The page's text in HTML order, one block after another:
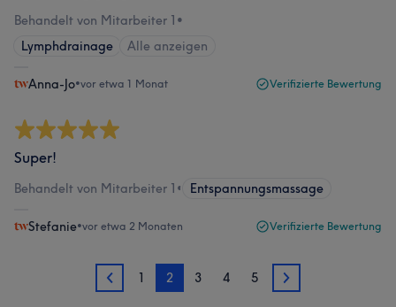
Behandelt von Mitarbeiter 1 •
Lymphdrainage
Alle anzeigen
Anna-Jo•vor etwa 1 Monat Verifizierte Bewertung
Super!
Behandelt von Mitarbeiter 1 • Entspannungsmassage
Stefanie•vor etwa 2 Monaten Verifizierte Bewertung
1 1 2 3 4 5 3